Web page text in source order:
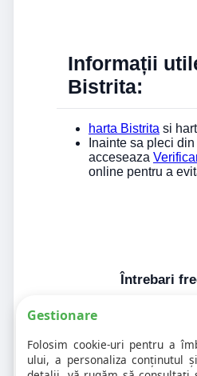
Informații
Bistrita:
harta Bistrita si
Inainte sa pleci
acceseaza
online pentru a
Întrebari
funcție de numar?
Gestionare
Folosim cookie-uri pentru a
ului, a personaliza conținutul